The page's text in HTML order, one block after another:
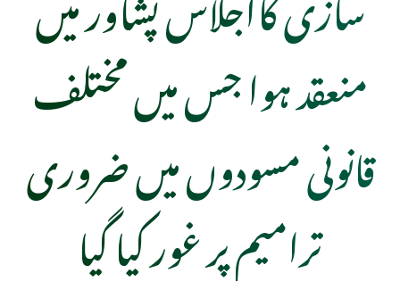
منعقد ہوا جس میں مختلف
قانونی مسودوں میں ضروری
ترامیم پر غور کیا گیا